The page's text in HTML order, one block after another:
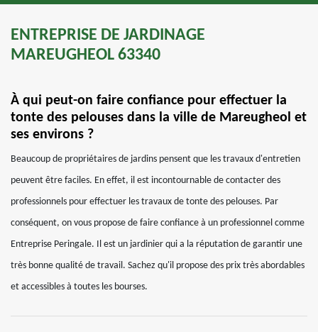
ENTREPRISE DE JARDINAGE
MAREUGHEOL 63340
À qui peut-on faire confiance pour effectuer la
tonte des pelouses dans la ville de Mareugheol et
ses environs ?
Beaucoup de propriétaires de jardins pensent que les travaux d'entretien
peuvent être faciles. En effet, il est incontournable de contacter des
professionnels pour effectuer les travaux de tonte des pelouses. Par
conséquent, on vous propose de faire confiance à un professionnel comme
Entreprise Peringale. Il est un jardinier qui a la réputation de garantir une
très bonne qualité de travail. Sachez qu'il propose des prix très abordables
et accessibles à toutes les bourses.